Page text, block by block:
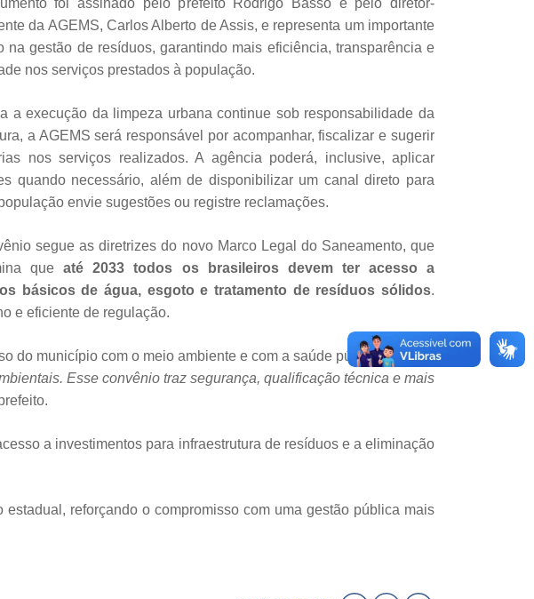
foi assinado pelo prefeito Rodrigo Basso e pelo diretor-
da AGEMS, Carlos Alberto de Assis, e representa um importante
na gestão de resíduos, garantindo mais eficiência, transparência e
nos serviços prestados à população.
a execução da limpeza urbana continue sob responsabilidade da
a AGEMS será responsável por acompanhar, fiscalizar e sugerir
nos serviços realizados. A agência poderá, inclusive, aplicar
quando necessário, além de disponibilizar um canal direto para
envie sugestões ou registre reclamações.
segue as diretrizes do novo Marco Legal do Saneamento, que
queaté 2033 todos os brasileiros devem ter acesso a
básicos de água, esgoto e tratamento de resíduos sólidos.
e eficiente de regulação.
do município com o meio ambiente e com a saúde pública.“Nosso
Esse convênio traz segurança, qualificação técnica e mais
a investimentos para infraestrutura de resíduos e a eliminação
reforçando o compromisso com uma gestão pública mais